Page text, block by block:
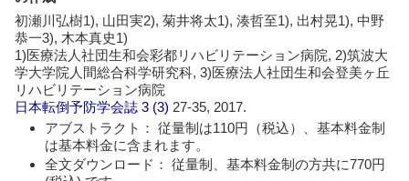
初瀬川弘樹1), 山田実2), 菊井将太1), 湊哲至1), 出村晃1), 中野
恭一3), 木本真史1)
1)医療法人社団生和会彩都リハビリテーション病院, 2)筑波大
学大学院人間総合科学研究科, 3)医療法人社団生和会登美ヶ丘
リハビリテーション病院
日本転倒予防学会誌 3 (3)27-35, 2017.
アブストラクト： 従量制は110円（税込）、基本料金制
は基本料金に含まれます。
全文ダウンロード： 従量制、基本料金制の方共に770円